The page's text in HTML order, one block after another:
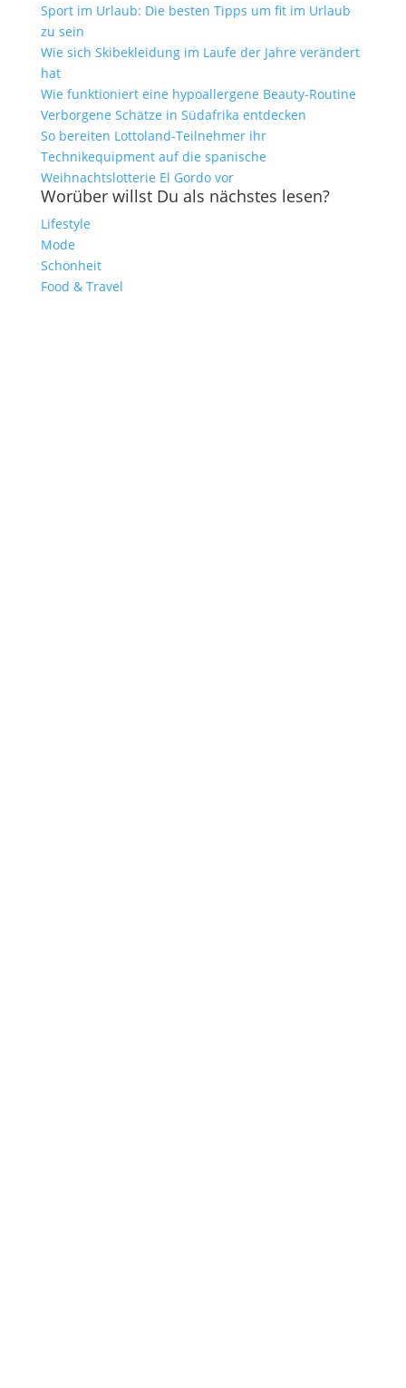
Sport im Urlaub: Die besten Tipps um fit im Urlaub
zu sein
Wie sich Skibekleidung im Laufe der Jahre verändert
hat
Wie funktioniert eine hypoallergene Beauty-Routine
Verborgene Schätze in Südafrika entdecken
So bereiten Lottoland-Teilnehmer ihr
Technikequipment auf die spanische
Weihnachtslotterie El Gordo vor
Worüber willst Du als nächstes lesen?
Lifestyle
Mode
Schönheit
Food & Travel